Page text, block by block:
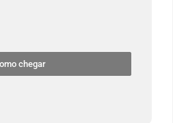
chegar